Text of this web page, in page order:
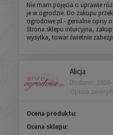
Nie mam pojęcia o uprawie
je w ogrodzie. Do zakupu
ogrodowe.pl - genialne opisy
Strona sklepu intuicyjna,
wysyłka, towar świetnie
Alicja
Dodano:
Opinia
Ocena produktu:
Ocena sklepu: